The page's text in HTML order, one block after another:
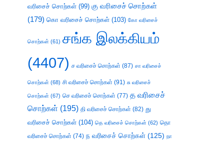
வரிசைச் சொற்கள் (99) கு வரிசைச் சொற்கள்
(179) கொ வரிசைச் சொற்கள் (103) கோ வரிசைச்
சொற்கள் (61) சங்க இலக்கியம்
(4407) ச வரிசைச் சொற்கள் (87) சா வரிசைச்
சொற்கள் (68) சி வரிசைச் சொற்கள் (91) சு வரிசைச்
சொற்கள் (67) செ வரிசைச் சொற்கள் (77) த வரிசைச்
சொற்கள் (195) தி வரிசைச் சொற்கள் (82) து
வரிசைச் சொற்கள் (104) தெ வரிசைச் சொற்கள் (62) தொ
வரிசைச் சொற்கள் (74) ந வரிசைச் சொற்கள் (125) நா